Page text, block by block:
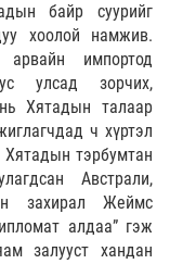
байр суурийг
хоолой намжив.
импортод
улсад зорчих,
нь Хятадын талаар
ч хүртэл
Хятадын тэрбумтан
Австрали,
захирал Жеймс
алдаа” гэж
залууст хандан